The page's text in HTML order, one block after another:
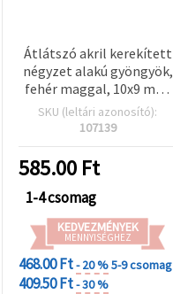
Átlátszó akril kerekített
négyzet alakú gyöngyök,
fehér maggal, 10x9 mm,
lyuk: 2 mm, fehér, 50 g
(kb. 98 db)
SKU (leltári azonosító):
107139
585.00 Ft
1-4 csomag
KEDVEZMÉNYEK
MENNYISÉGHEZ
468.00 Ft- 20 %5-9 csomag
409.50 Ft- 30 %